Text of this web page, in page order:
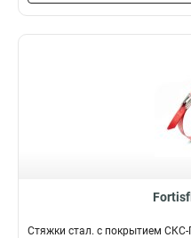
Стяжки стал. с покрытием